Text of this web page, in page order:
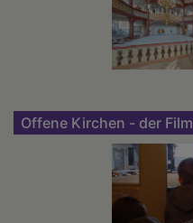
Offene Kirchen - der Film